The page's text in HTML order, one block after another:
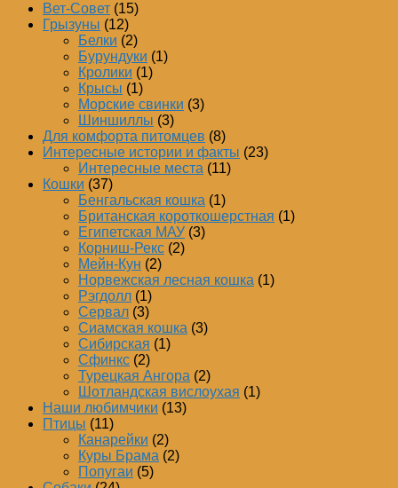
Вет-Совет (15)
Грызуны (12)
Белки (2)
Бурундуки (1)
Кролики (1)
Крысы (1)
Морские свинки (3)
Шиншиллы (3)
Для комфорта питомцев (8)
Интересные истории и факты (23)
Интересные места (11)
Кошки (37)
Бенгальская кошка (1)
Британская короткошерстная (1)
Египетская МАУ (3)
Корниш-Рекс (2)
Мейн-Кун (2)
Норвежская лесная кошка (1)
Рэгдолл (1)
Сервал (3)
Сиамская кошка (3)
Сибирская (1)
Сфинкс (2)
Турецкая Ангора (2)
Шотландская вислоухая (1)
Наши любимчики (13)
Птицы (11)
Канарейки (2)
Куры Брама (2)
Попугаи (5)